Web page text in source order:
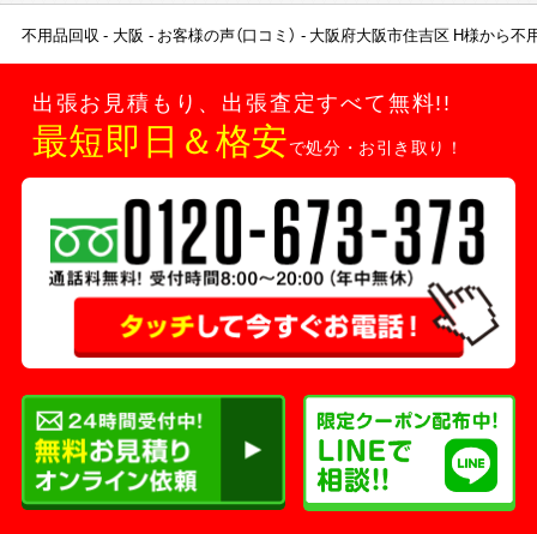
不用品回収 大阪 お客様の声（口コミ） 大阪府大阪市住吉区 H様から不
出張お見積もり、出張査定すべて無料!!
最短即日＆格安で処分・お引き取り！